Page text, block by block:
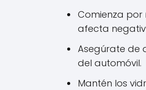
Comienza por
afecta
Asegúrate de
del automóvil.
Mantén los